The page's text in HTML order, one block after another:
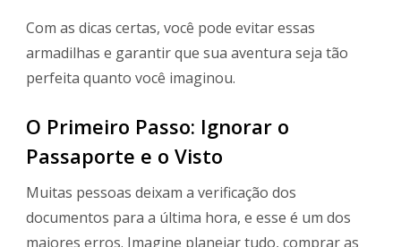
Com as dicas certas, você pode evitar essas
armadilhas e garantir que sua aventura seja tão
perfeita quanto você imaginou.
O Primeiro Passo: Ignorar o
Passaporte e o Visto
Muitas pessoas deixam a verificação dos
documentos para a última hora, e esse é um dos
maiores erros. Imagine planejar tudo, comprar as